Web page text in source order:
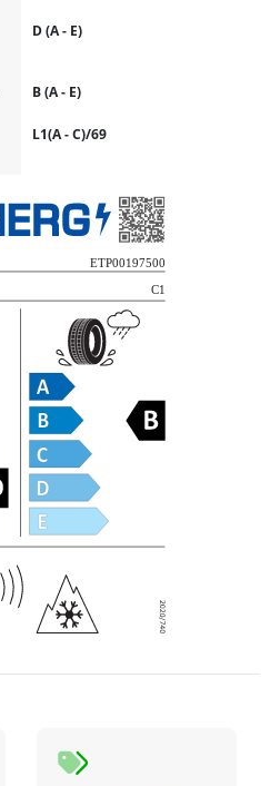
D (A - E)
B (A - E)
L1(A - C)/69